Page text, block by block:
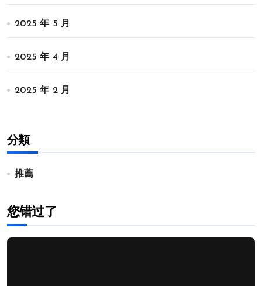
2025 年 5 月
2025 年 4 月
2025 年 2 月
分類
推薦
您错过了